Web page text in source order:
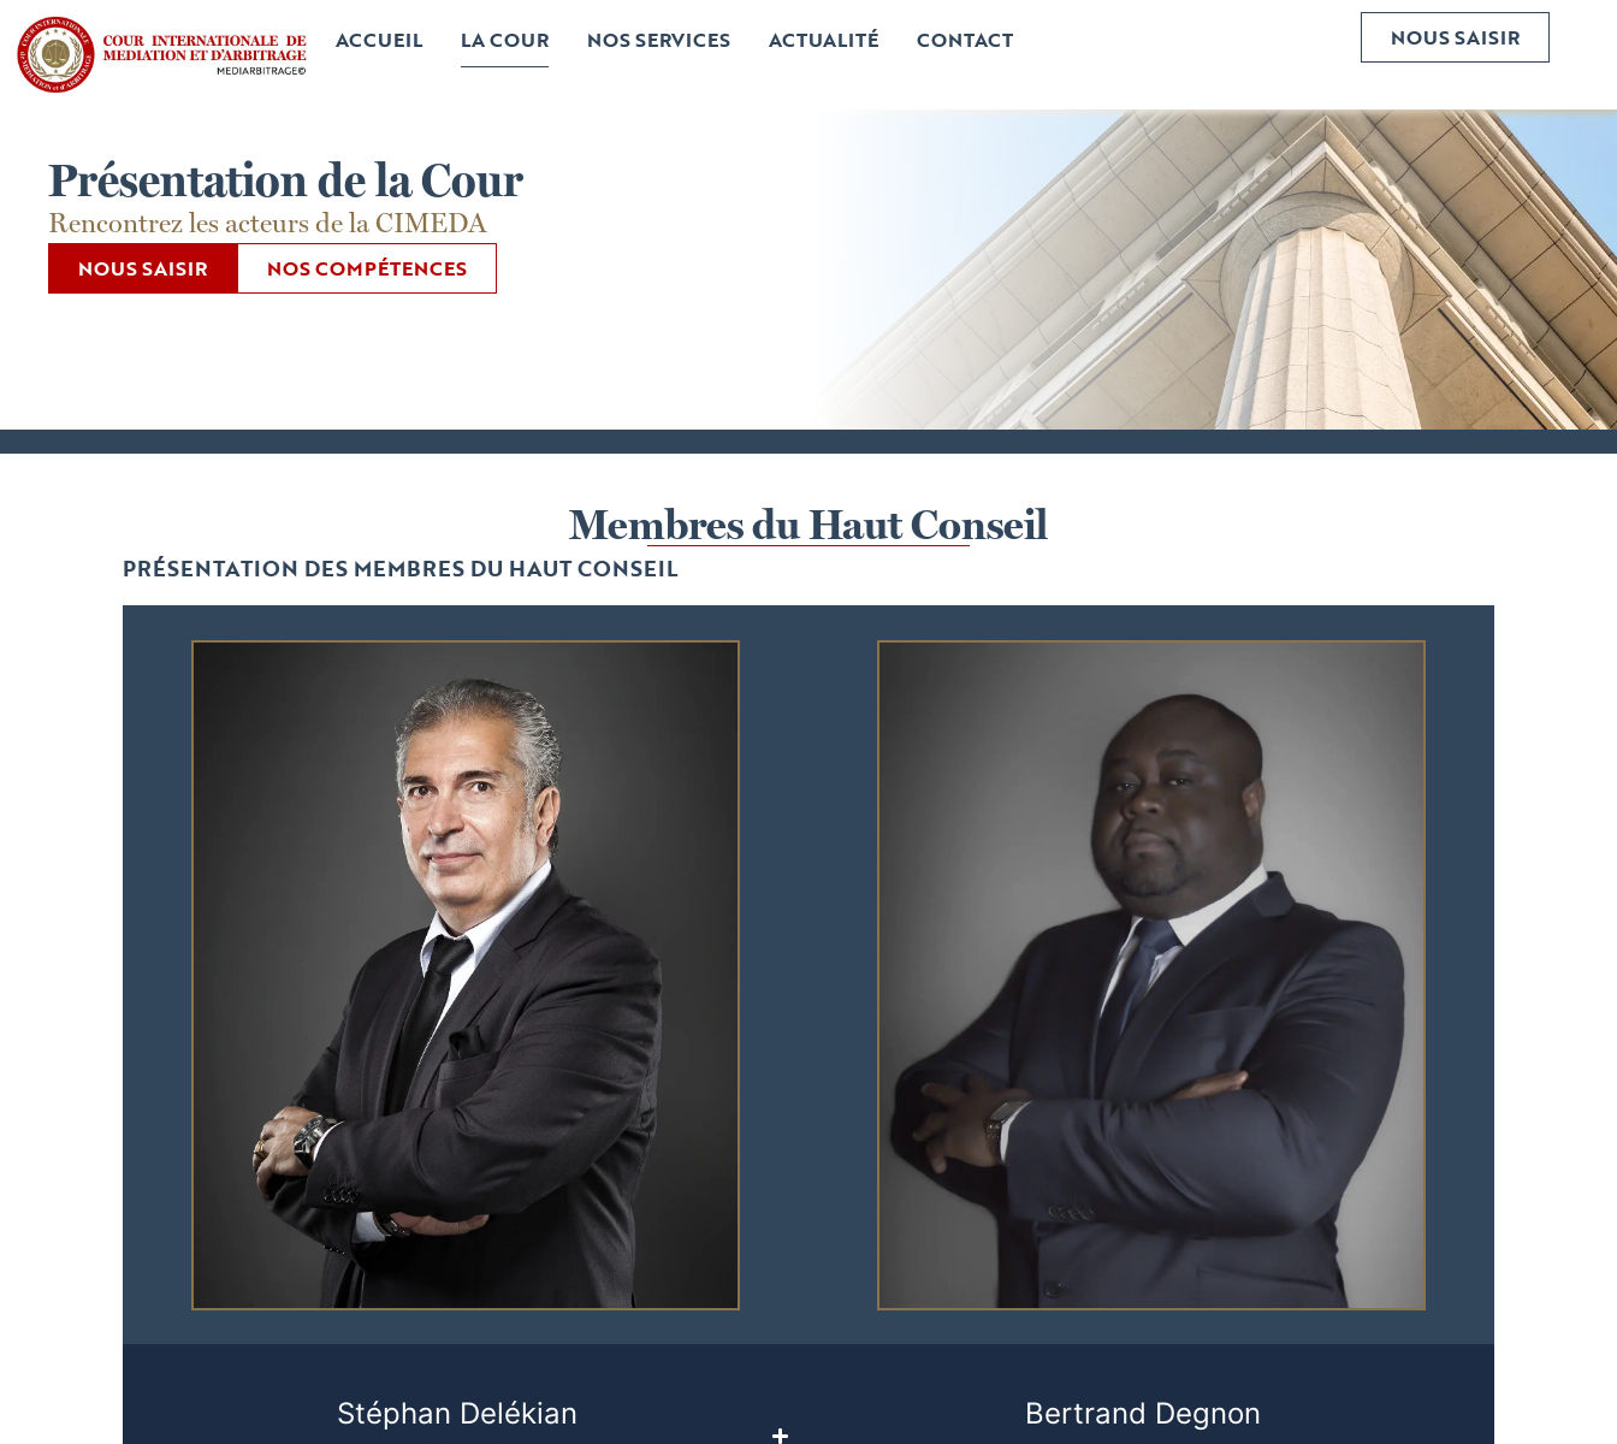
ACCUEIL LA COUR NOS SERVICES ACTUALITÉ CONTACT NOUS SAISIR
Présentation de la Cour
Rencontrez les acteurs de la CIMEDA
NOUS SAISIR NOS COMPÉTENCES
Membres du Haut Conseil
PRÉSENTATION DES MEMBRES DU HAUT CONSEIL
Stéphan Delékian Bertrand Degnon